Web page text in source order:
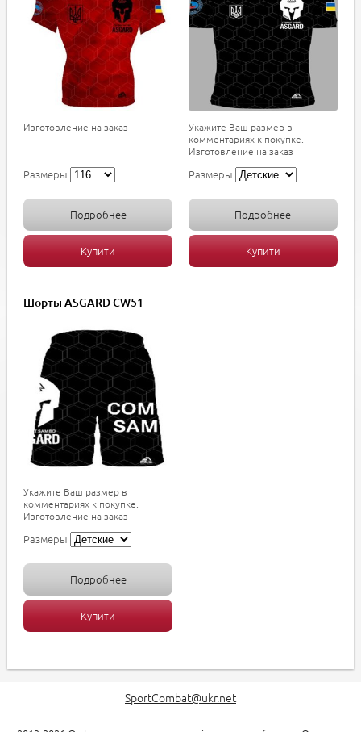
Изготовление на заказ
Размеры
Подробнее
Купити
Укажите Ваш размер в
комментариях к покупке.
Изготовление на заказ
Размеры
Подробнее
Купити
Шорты ASGARD CW51
Укажите Ваш размер в
комментариях к покупке.
Изготовление на заказ
Размеры
Подробнее
Купити
SportCombat@ukr.net